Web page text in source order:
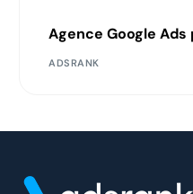
Agence Google
ADSRANK